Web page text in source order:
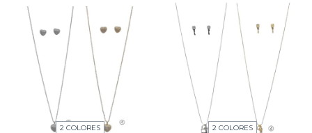
2 COLORES 2 COLORES